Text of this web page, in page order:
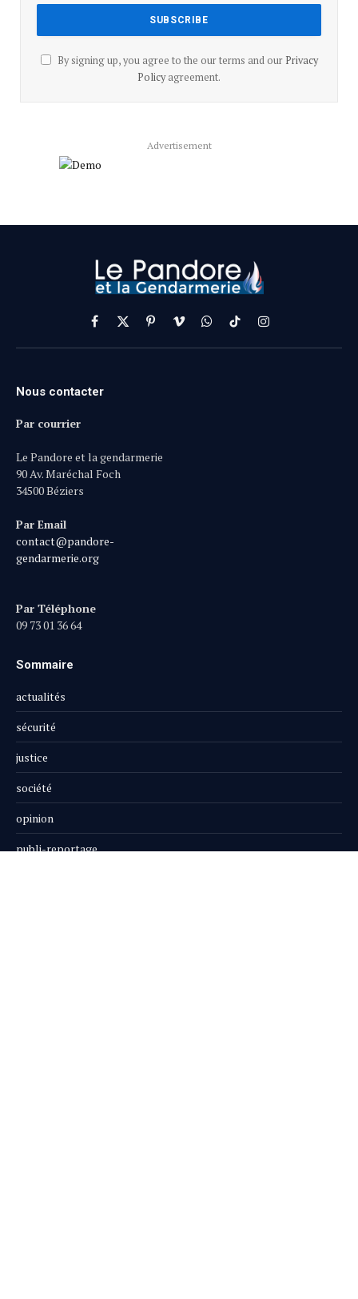
By signing up, you agree to the our terms and our Privacy
Policyagreement.
Advertisement
Facebook
X
(Twitter)
PinterestVimeoWhatsApp
TikTokInstagram
Nous contacter
Par courrier
Le Pandore et la gendarmerie
90 Av. Maréchal Foch
34500 Béziers
Par Email
contact@pandore-
gendarmerie.org
Par Téléphone
09 73 01 36 64
Sommaire
actualités
sécurité
justice
société
opinion
publi-reportage